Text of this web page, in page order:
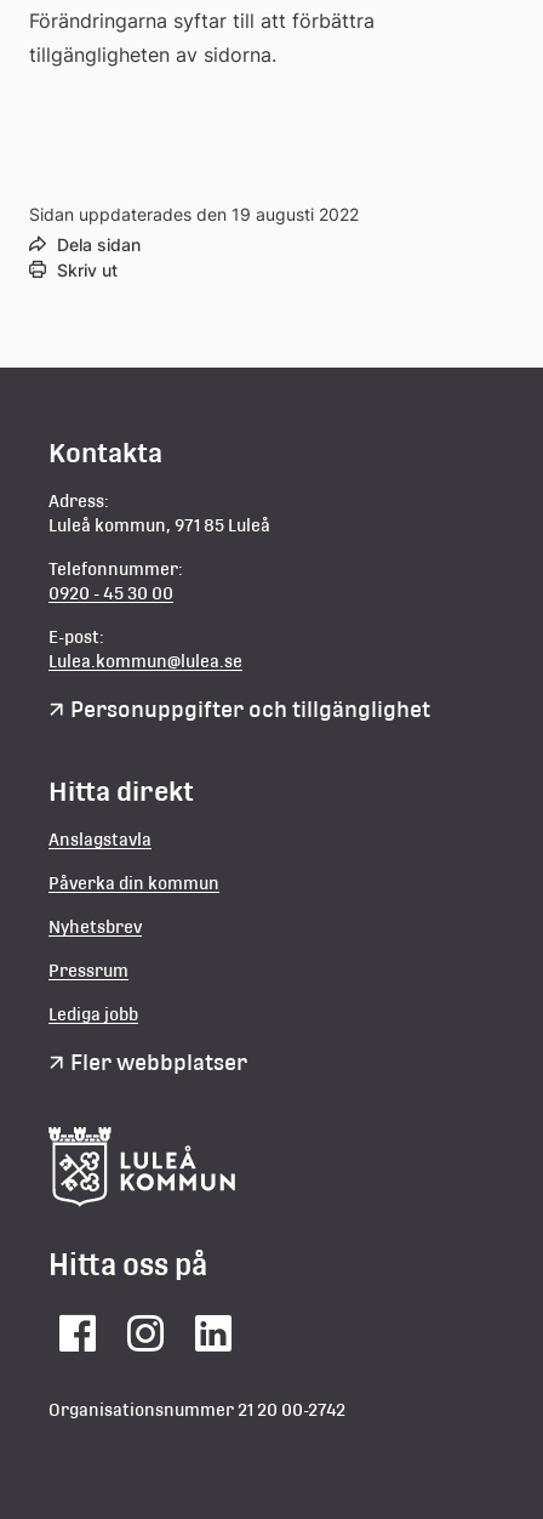
Förändringarna syftar till att förbättra
tillgängligheten av sidorna.
Sidan uppdaterades den 19 augusti 2022
Dela sidan
Skriv ut
Kontakta
Adress:
Luleå kommun, 971 85 Luleå
Telefonnummer:
0920 - 45 30 00
E-post:
Lulea.kommun@lulea.se
Personuppgifter och tillgänglighet
Hitta direkt
Anslagstavla
Påverka din kommun
Nyhetsbrev
Pressrum
Lediga jobb
Fler webbplatser
Hitta oss på
FacebookInstagramLinkedIn
Organisationsnummer 21 20 00-2742